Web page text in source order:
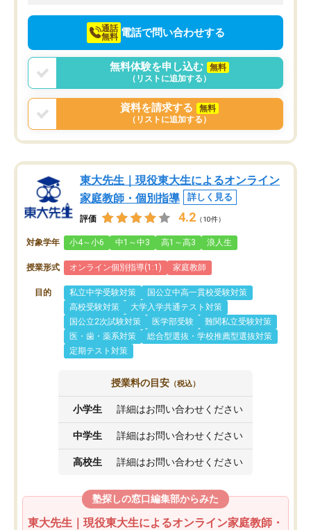
通話
無料 電話で問い合わせする
無料体験を申し込む
無料
（リストに追加する）
資料を請求する
無料
（リストに追加する）
東大先生｜現役東大生によるオンライン
家庭教師・個別指導
詳しく見る
評価 4.2 （10件）
対象学年 小4～小6 中1～中3 高1～高3 浪人生
授業形式 オンライン個別指導(1:1) 家庭教師
目的 私立中学受験対策
国公立中高一貫校受験対策
高校受験対策
大学入学共通テスト対策
国公立2次試験対策
医学部受験
難関私立受験対策
医・歯・薬系対策
総合型選抜・学校推薦型選抜対策
定期テスト対策
授業料の目安 （税込）
小学生 詳細はお問い合わせください
中学生 詳細はお問い合わせください
高校生 詳細はお問い合わせください
塾探しの窓口編集部からみた
東大先生｜現役東大生によるオンライン家庭教師・